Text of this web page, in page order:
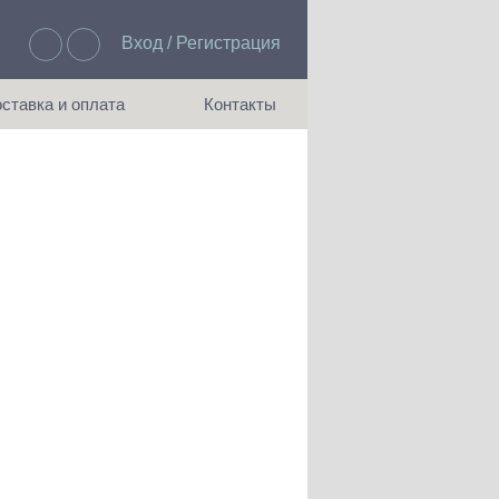
Вход / Регистрация
и оплата Контакты